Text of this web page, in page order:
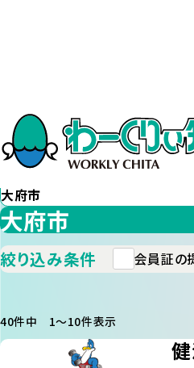
カテゴリー から探す
すべて
エリア から探す
大府市
大府市
絞り込み条件 会員証の
40件中 1〜10件表示